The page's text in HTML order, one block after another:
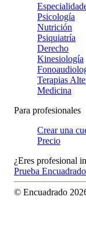
Psicología
Nutrición
Psiquiatría
Derecho
Kinesiología
Terapias
Medicina
Para profesionales
Crear una
Precio
¿Eres profesional
Prueba
© Encuadrado